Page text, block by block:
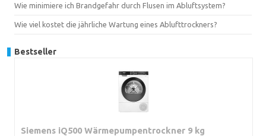
Wie minimiere ich Brandgefahr durch Flusen im Abluftsystem?
Wie viel kostet die jährliche Wartung eines Ablufttrockners?
Bestseller
Siemens iQ500 Wärmepumpentrockner 9 kg